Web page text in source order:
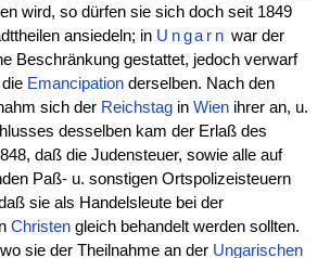
wird, so dürfen sie sich doch seit 1849
ansiedeln; in Ungarn war der
Beschränkung gestattet, jedoch verwarf
Emancipationderselben. Nach den
sich der Reichstagin Wienihrer an, u.
desselben kam der Erlaß des
daß die Judensteuer, sowie alle auf
Paß- u. sonstigen Ortspolizeisteuern
sie als Handelsleute bei der
Christengleich behandelt werden sollten.
sie der Theilnahme an der Ungarischen